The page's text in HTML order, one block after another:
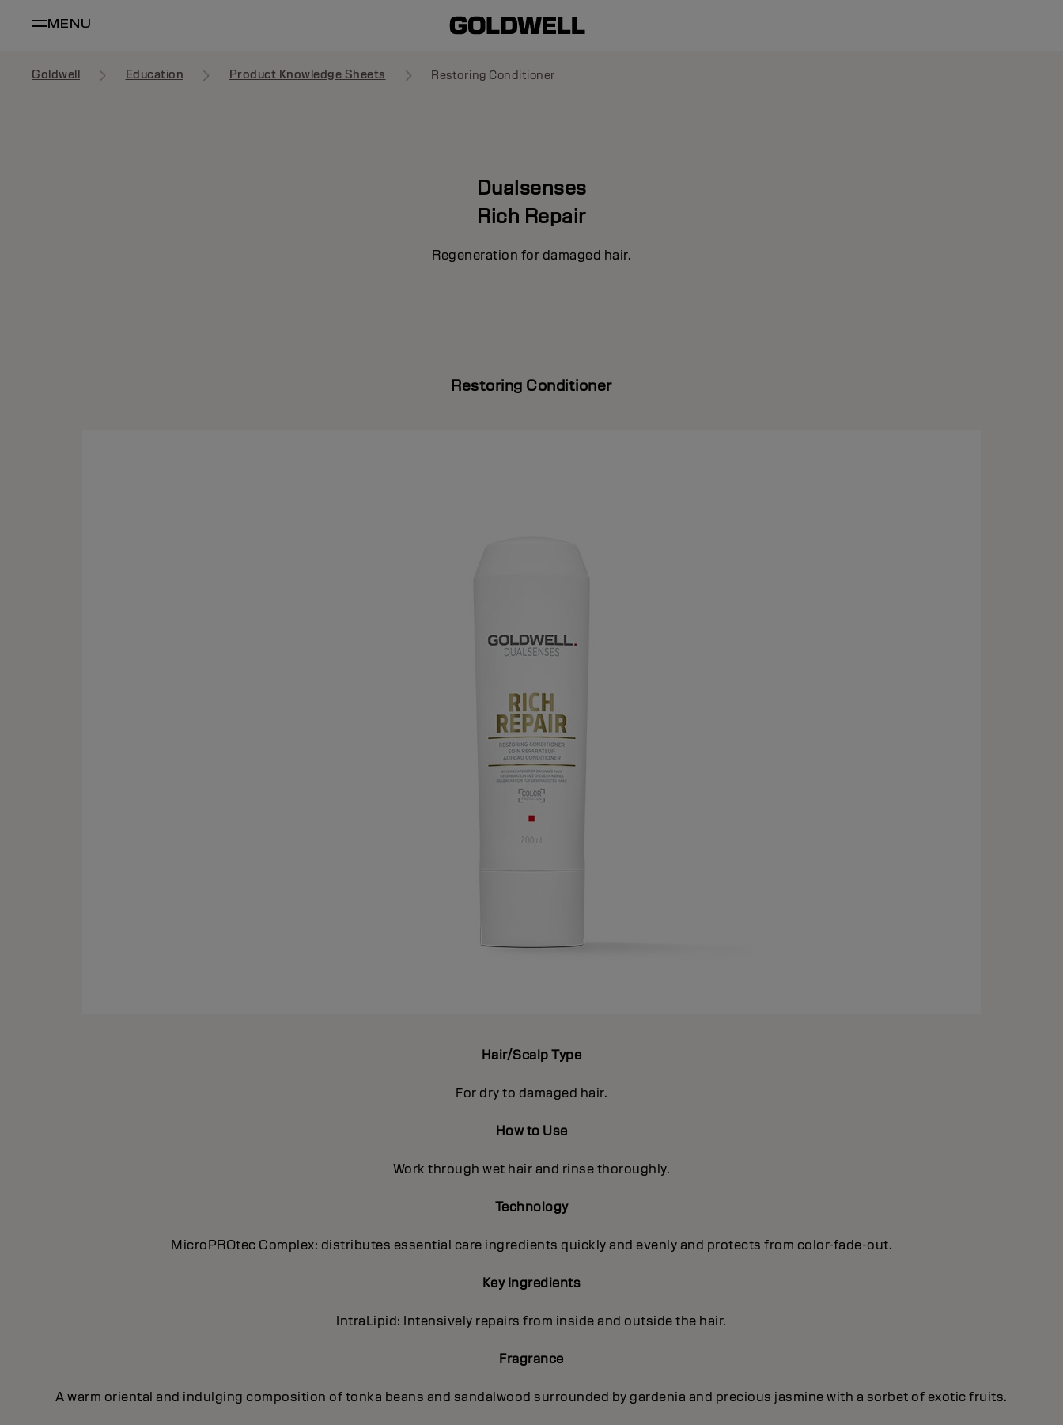
MENU
Goldwell Education Product Knowledge Sheets Restoring Conditioner
Dualsenses
Rich Repair
Regeneration for damaged hair.
Restoring Conditioner
Hair/Scalp Type
For dry to damaged hair.
How to Use
Work through wet hair and rinse thoroughly.
Technology
MicroPROtec Complex: distributes essential care ingredients quickly and evenly and protects from color-fade-out.
Key Ingredients
IntraLipid: Intensively repairs from inside and outside the hair.
Fragrance
A warm oriental and indulging composition of tonka beans and sandalwood surrounded by gardenia and precious jasmine with a sorbet of exotic fruits.